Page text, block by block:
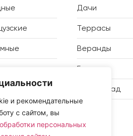
и рекомендательные
с сайтом, вы
персональных
Дачи
Террасы
Веранды
Беседки
Зимний сад